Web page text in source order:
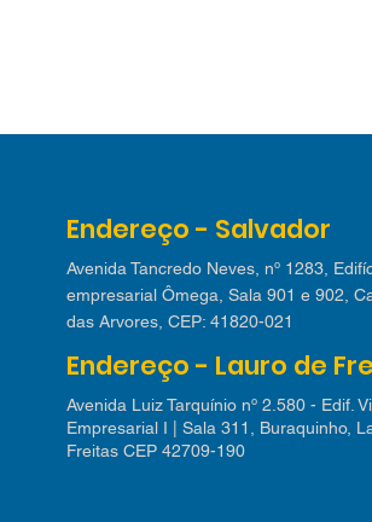
Endereço - Salvador
Avenida Tancredo Neves, nº 1283,
empresarial Ômega, Sala 901 e 902,
das Arvores, CEP: 41820-021
Endereço - Lauro de
Avenida Luiz Tarquínio nº 2.580 - Edif.
Empresarial I | Sala 311, Buraquinho,
Freitas CEP 42709-190​